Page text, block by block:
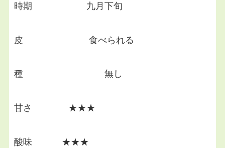
時期 九月下旬
皮 食べられる
種 無し
甘さ ★★★
酸味 ★★★